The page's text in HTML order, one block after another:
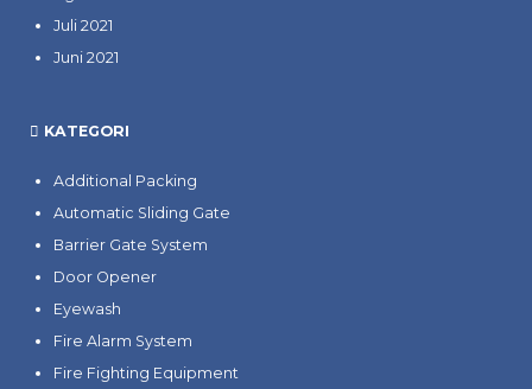
Juli 2021
Juni 2021
KATEGORI
Additional Packing
Automatic Sliding Gate
Barrier Gate System
Door Opener
Eyewash
Fire Alarm System
Fire Fighting Equipment